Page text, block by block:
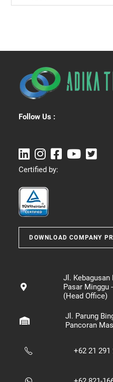
Follow Us :
Certified by:
DOWNLOAD COMPANY
Jl. Kebagusan
Pasar Minggu
(Head Office)
Jl. Parung
Pancoran
+62 21 291